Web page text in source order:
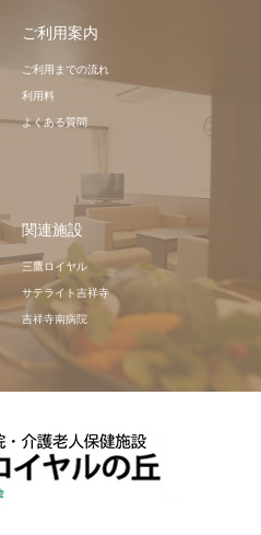
ご利用案内
ご利用までの流れ
利用料
よくある質問
関連施設
三鷹ロイヤル
サテライト吉祥寺
吉祥寺南病院